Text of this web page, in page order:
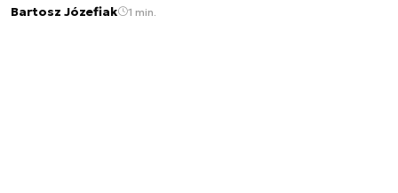
Bartosz Józefiak 1 min.